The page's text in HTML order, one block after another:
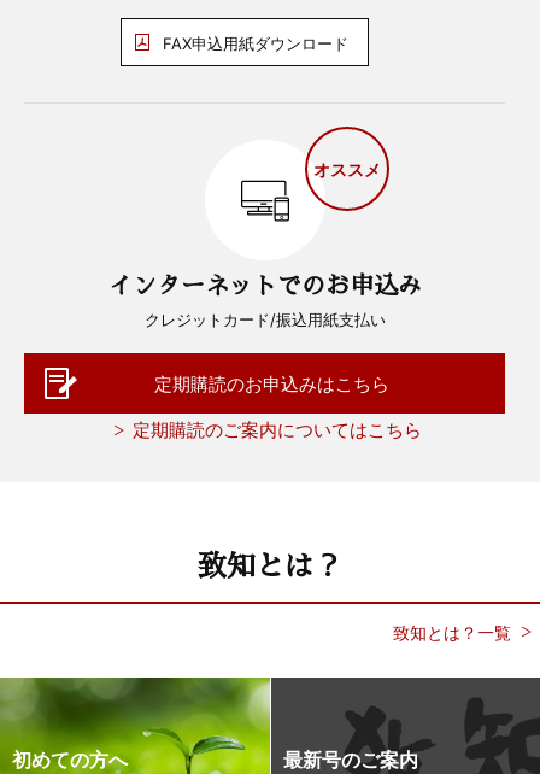
FAX申込用紙ダウンロード
オススメ
インターネットでのお申込み
クレジットカード/振込用紙支払い
定期購読のお申込みはこちら
定期購読のご案内についてはこちら
致知とは？
致知とは？一覧
初めての方へ 最新号のご案内